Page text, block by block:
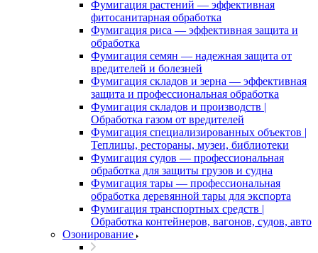
Фумигация растений — эффективная
фитосанитарная обработка
Фумигация риса — эффективная защита и
обработка
Фумигация семян — надежная защита от
вредителей и болезней
Фумигация складов и зерна — эффективная
защита и профессиональная обработка
Фумигация складов и производств |
Обработка газом от вредителей
Фумигация специализированных объектов |
Теплицы, рестораны, музеи, библиотеки
Фумигация судов — профессиональная
обработка для защиты грузов и судна
Фумигация тары — профессиональная
обработка деревянной тары для экспорта
Фумигация транспортных средств |
Обработка контейнеров, вагонов, судов, авто
Озонирование